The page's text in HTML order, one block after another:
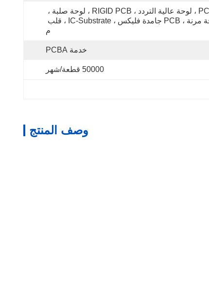
م
خدمة PCBA
50000 قطعة/شهر
وصف المنتج